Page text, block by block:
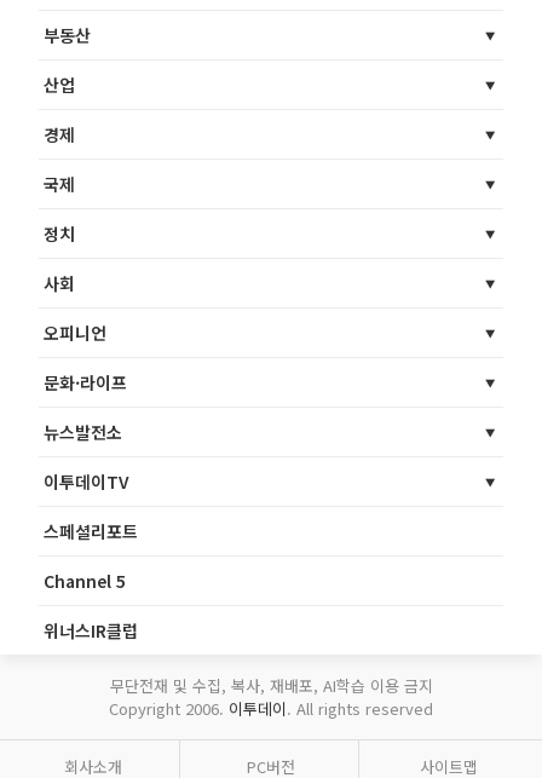
부동산
산업
경제
국제
정치
사회
오피니언
문화·라이프
뉴스발전소
이투데이TV
스페셜리포트
Channel 5
위너스IR클럽
무단전재 및 수집, 복사, 재배포, AI학습 이용 금지
Copyright 2006. 이투데이. All rights reserved
회사소개 PC버전 사이트맵